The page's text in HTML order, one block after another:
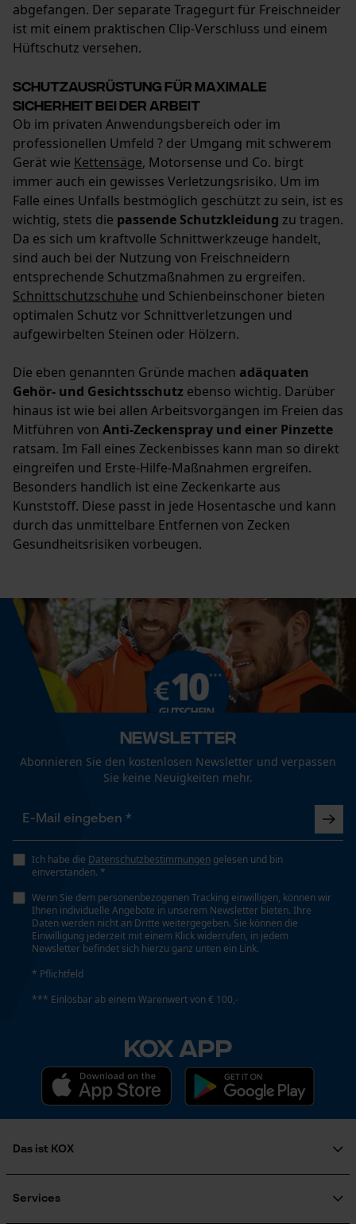
abgefangen. Der separate Tragegurt für Freischneider
ist mit einem praktischen Clip-Verschluss und einem
Hüftschutz versehen.
Schutzausrüstung für maximale
Sicherheit bei der Arbeit
Ob im privaten Anwendungsbereich oder im
professionellen Umfeld ? der Umgang mit schwerem
Gerät wie Kettensäge, Motorsense und Co. birgt
immer auch ein gewisses Verletzungsrisiko. Um im
Falle eines Unfalls bestmöglich geschützt zu sein, ist es
wichtig, stets die passende Schutzkleidung zu tragen.
Da es sich um kraftvolle Schnittwerkzeuge handelt,
sind auch bei der Nutzung von Freischneidern
entsprechende Schutzmaßnahmen zu ergreifen.
Schnittschutzschuhe und Schienbeinschoner bieten
optimalen Schutz vor Schnittverletzungen und
aufgewirbelten Steinen oder Hölzern.
Die eben genannten Gründe machen adäquaten
Gehör- und Gesichtsschutz ebenso wichtig. Darüber
hinaus ist wie bei allen Arbeitsvorgängen im Freien das
Mitführen von Anti-Zeckenspray und einer Pinzette
ratsam. Im Fall eines Zeckenbisses kann man so direkt
eingreifen und Erste-Hilfe-Maßnahmen ergreifen.
Besonders handlich ist eine Zeckenkarte aus
Kunststoff. Diese passt in jede Hosentasche und kann
durch das unmittelbare Entfernen von Zecken
Gesundheitsrisiken vorbeugen.
Newsletter
Abonnieren Sie den kostenlosen Newsletter und verpassen
Sie keine Neuigkeiten mehr.
Ich habe die Datenschutzbestimmungen gelesen und bin
einverstanden. *
Wenn Sie dem personenbezogenen Tracking einwilligen, können wir
Ihnen individuelle Angebote in unserem Newsletter bieten. Ihre
Daten werden nicht an Dritte weitergegeben. Sie können die
Einwilligung jederzeit mit einem Klick widerrufen, in jedem
Newsletter befindet sich hierzu ganz unten ein Link.
* Pflichtfeld
*** Einlösbar ab einem Warenwert von € 100,-
KOX APP
Das ist KOX
Soziales Engagement
Services